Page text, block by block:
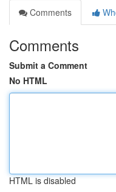
Comments
Comments
Submit a Comment
No HTML
HTML is disabled